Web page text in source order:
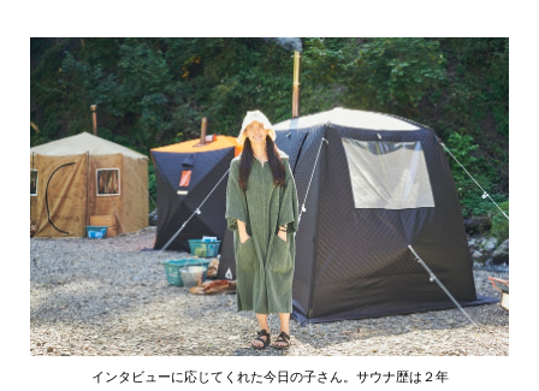
インタビューに応じてくれた今日の子さん。サウナ歴は２年